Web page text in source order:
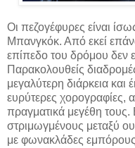
Οι πεζογέφυρες είναι
Μπανγκόκ. Από εκεί
επίπεδο του δρόμου δεν
Παρακολουθείς
μεγαλύτερη διάρκεια και
ευρύτερες χορογραφίες,
πραγματικά μεγέθη τους.
στριμωγμένους μεταξύ
με φωνακλάδες